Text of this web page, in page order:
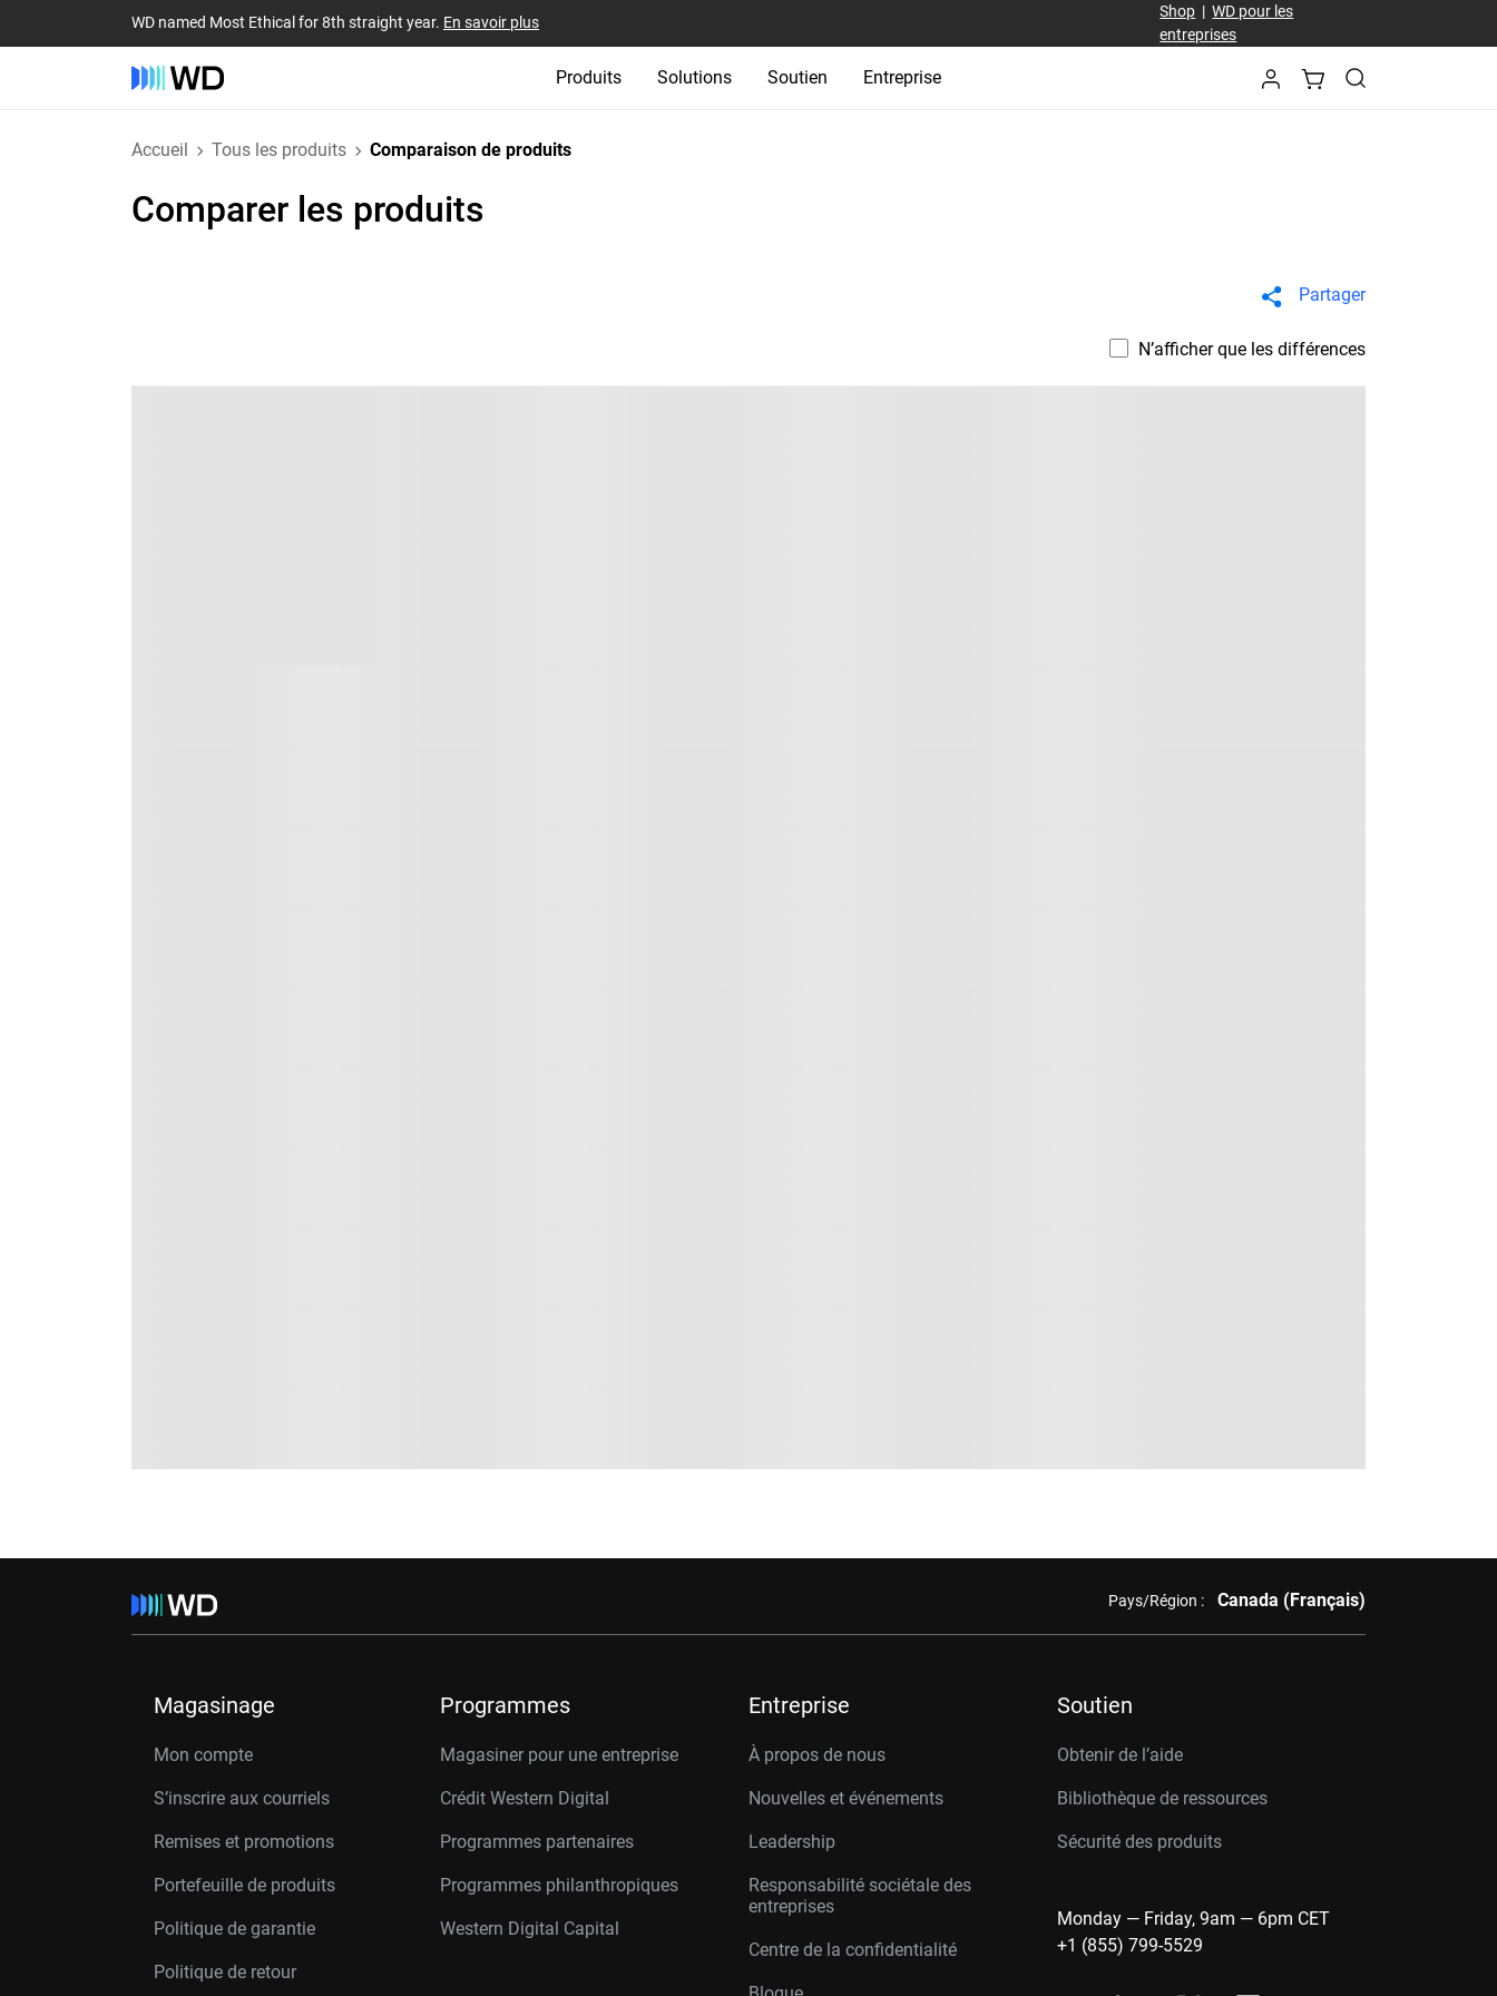
WD named Most Ethical for 8th straight year. En savoir plus
Shop |WD pour les
entreprises
Produits Solutions Soutien Entreprise
Accueil Tous les produits Comparaison de produits
Comparer les produits
Partager
N’afficher que les différences
Pays/Région : Canada (Français)
Magasinage
Mon compte
S’inscrire aux courriels
Remises et promotions
Portefeuille de produits
Politique de garantie
Politique de retour
Programmes
Magasiner pour une entreprise
Crédit Western Digital
Programmes partenaires
Programmes philanthropiques
Western Digital Capital
Entreprise
À propos de nous
Nouvelles et événements
Leadership
Responsabilité sociétale des
entreprises
Centre de la confidentialité
Soutien
Obtenir de l’aide
Bibliothèque de ressources
Sécurité des produits
Monday — Friday, 9am — 6pm CET
+1 (855) 799-5529